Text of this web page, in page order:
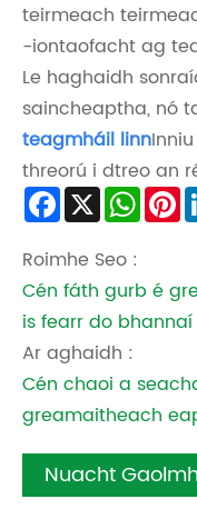
teirmeach
-iontaofacht ag
Le haghaidh
saincheaptha, nó
teagmháil linn
threorú i dtreo an
Facebook
X
Roimhe Seo :
Cén fáth gurb é
is fearr do
Ar aghaidh :
Cén chaoi a
greamaitheach
Nuacht